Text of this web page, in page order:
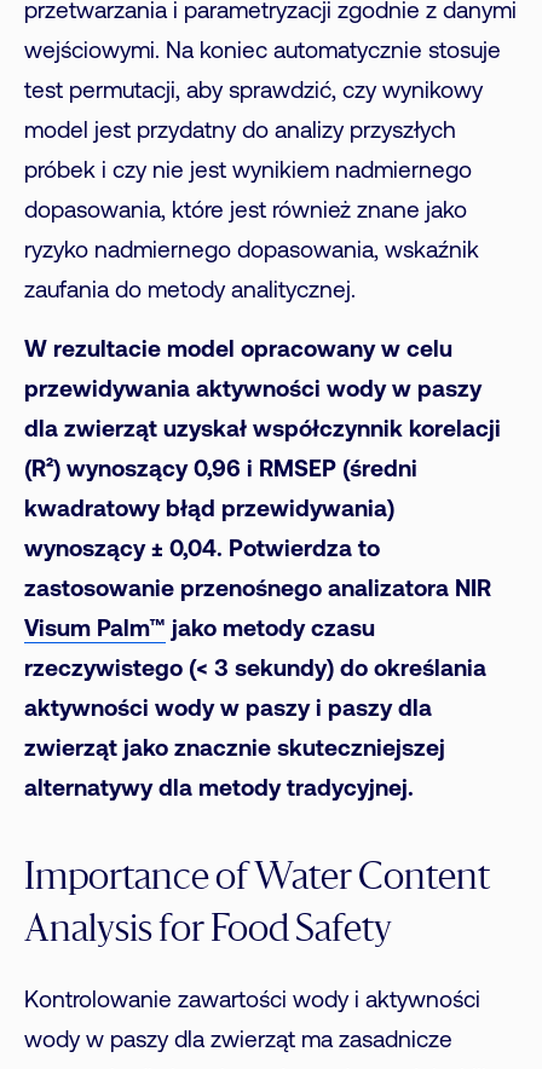
przetwarzania i parametryzacji zgodnie z danymi
wejściowymi. Na koniec automatycznie stosuje
test permutacji, aby sprawdzić, czy wynikowy
model jest przydatny do analizy przyszłych
próbek i czy nie jest wynikiem nadmiernego
dopasowania, które jest również znane jako
ryzyko nadmiernego dopasowania, wskaźnik
zaufania do metody analitycznej.
W rezultacie model opracowany w celu
przewidywania aktywności wody w paszy
dla zwierząt uzyskał współczynnik korelacji
(R²) wynoszący 0,96 i RMSEP (średni
kwadratowy błąd przewidywania)
wynoszący ± 0,04. Potwierdza to
zastosowanie przenośnego analizatora NIR
Visum Palm™ jako metody czasu
rzeczywistego (< 3 sekundy) do określania
aktywności wody w paszy i paszy dla
zwierząt jako znacznie skuteczniejszej
alternatywy dla metody tradycyjnej.
Importance of Water Content
Analysis for Food Safety
Kontrolowanie zawartości wody i aktywności
wody w paszy dla zwierząt ma zasadnicze